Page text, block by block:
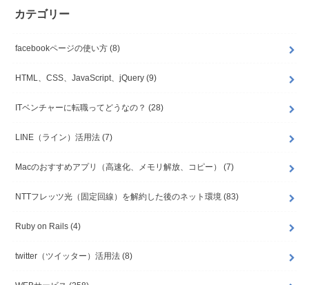
カテゴリー
facebookページの使い方 (8)
HTML、CSS、JavaScript、jQuery (9)
ITベンチャーに転職ってどうなの？ (28)
LINE（ライン）活用法 (7)
Macのおすすめアプリ（高速化、メモリ解放、コピー） (7)
NTTフレッツ光（固定回線）を解約した後のネット環境 (83)
Ruby on Rails (4)
twitter（ツイッター）活用法 (8)